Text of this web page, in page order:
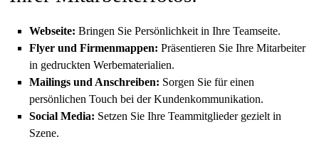
Webseite: Bringen Sie Persönlichkeit in Ihre Teamseite.
Flyer und Firmenmappen: Präsentieren Sie Ihre Mitarbeiter
in gedruckten Werbematerialien.
Mailings und Anschreiben: Sorgen Sie für einen
persönlichen Touch bei der Kundenkommunikation.
Social Media: Setzen Sie Ihre Teammitglieder gezielt in
Szene.